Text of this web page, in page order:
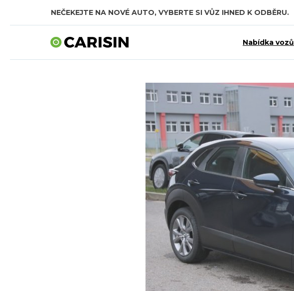
NEČEKEJTE NA NOVÉ AUTO, VYBERTE SI VŮZ IHNED K ODBĚRU.
SKLADOVÁ AUTA V CELKOVÉ HODNOTĚ TÉMĚŘ 7,5 MILIARDY KČ.
Nabídka vozů